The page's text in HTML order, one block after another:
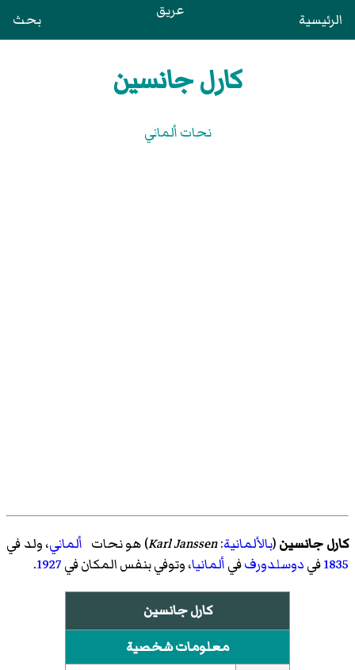
الرئيسية عريق بحث
كارل جانسين
نحات ألماني
كارل جانسين(بالألمانية:
Karl Janssen)‏ هو نحات ألماني، ولد في
1835فيدوسلدورففيألمانيا، وتوفي بنفس المكان في1927
.
كارل جانسين
معلومات شخصية